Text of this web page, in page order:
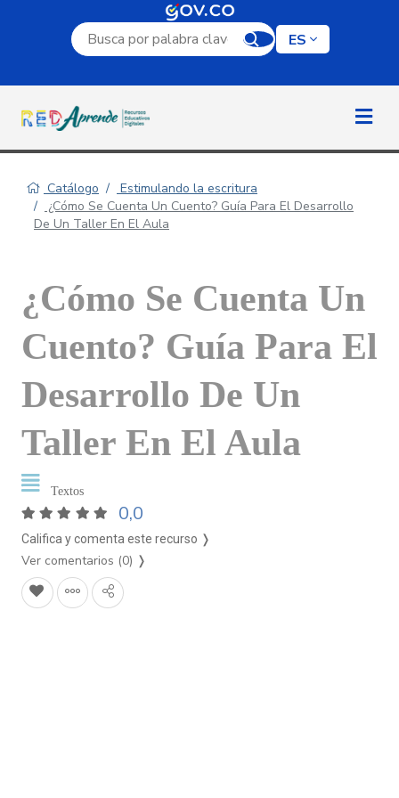
Campo de búsqueda por palabra clave
ES
Catálogo
Estimulando la escritura
¿Cómo Se Cuenta Un Cuento? Guía Para El Desarrollo
De Un Taller En El Aula
¿Cómo Se Cuenta Un
Cuento? Guía Para El
Desarrollo De Un
Taller En El Aula
Textos
0,0
Califica y comenta este recurso ❭
Ver comentarios (0) ❭